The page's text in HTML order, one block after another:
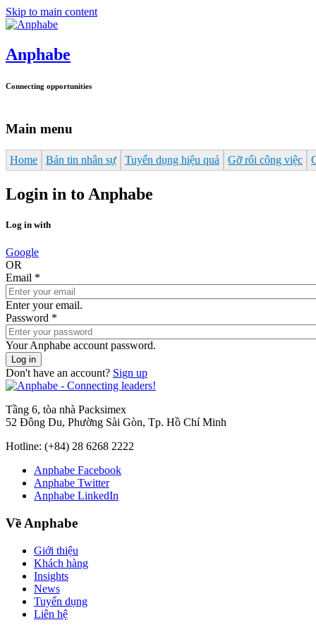
Skip to main content
Anphabe
Connecting opportunities
Main menu
Home Bản tin nhân sự Tuyển dụng hiệu quả Gỡ rối công việc
Login in to Anphabe
Log in with
Google
OR
Email *
Enter your email.
Password *
Your Anphabe account password.
Don't have an account? Sign up
Tầng 6, tòa nhà Packsimex
52 Đông Du, Phường Sài Gòn, Tp. Hồ Chí Minh
Hotline: (+84) 28 6268 2222
Anphabe Facebook
Anphabe Twitter
Anphabe LinkedIn
Về Anphabe
Giới thiệu
Khách hàng
Insights
News
Tuyển dụng
Liên hệ